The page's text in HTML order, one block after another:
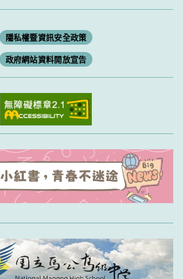
隱私權暨資訊安全政策
政府網站資料開放宣告